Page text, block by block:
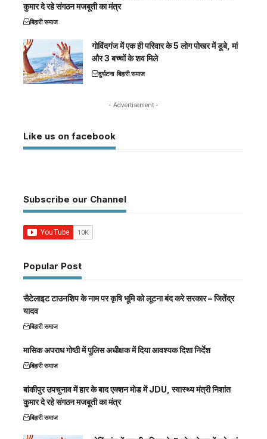
कुमार दे रहे संगठन मजबूती का मंत्र
बिहारी समाज
गोविंदगंज में एक ही परिवार के 5 लोग पोखर में डूबे, मां
और 3 बच्चों के शव मिले
दुर्घटना बिहारी समाज
- Advertisement -
Like us on facebook
Subscribe our Channel
Popular Post
सैटेलाइट टाउनशिप के नाम पर कृषि भूमि को लूटना बंद करे सरकार – जितेंद्र
यादव
बिहारी समाज
मासिक अपराध गोष्ठी में पुलिस अधीक्षक में दिया आवश्यक दिशा निर्देश
बिहारी समाज
बांकीपुर उपचुनाव में हार के बाद एक्शन मोड में JDU, स्वास्थ्य मंत्री निशांत
कुमार दे रहे संगठन मजबूती का मंत्र
बिहारी समाज